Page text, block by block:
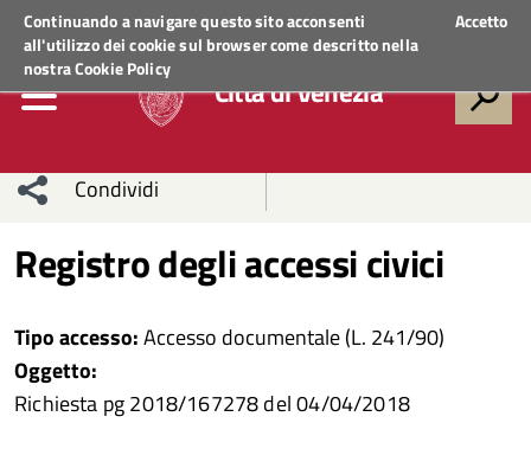
Continuando a navigare questo sito acconsenti
all'utilizzo dei cookie sul browser come descritto nella
nostraCookie Policy
Accetto
Regione VenetoACCEDI AI SERVIZI
Città di Venezia
Condividi
network
Condividi
Condividi
Facebook
su
Twitter
Condividi
su
Condividi
Registro degli accessi civici
Tipo accesso:Accesso documentale (L. 241/90)
Oggetto:
Richiesta pg 2018/167278 del 04/04/2018